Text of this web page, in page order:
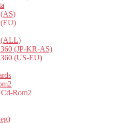
(AS)
(EU)
(ALL)
(JP-KR-AS)
(US-EU)
Cd-Rom2